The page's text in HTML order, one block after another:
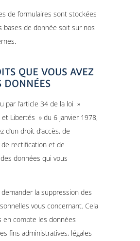
de formulaires sont stockées
bases de donnée soit sur nos
QUE VOUS AVEZ
DONNÉES
par l’article 34 de la loi »
Libertés » du 6 janvier 1978,
d’un droit d’accès, de
rectification et de
données qui vous
la suppression des
vous concernant. Cela
en compte les données
fins administratives, légales